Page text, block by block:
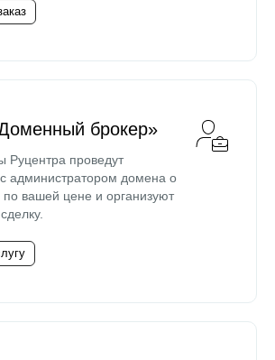
брокер»
Руцентра проведут
администратором домена о
по вашей цене и организуют